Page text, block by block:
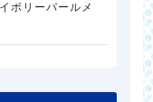
ボリーパールメ